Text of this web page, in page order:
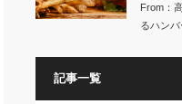
From：
るハン
記事一覧